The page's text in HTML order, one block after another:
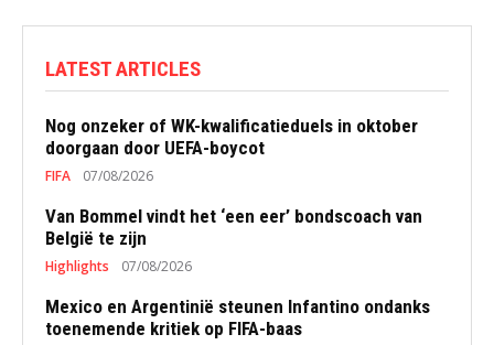
LATEST ARTICLES
Nog onzeker of WK-kwalificatieduels in oktober
doorgaan door UEFA-boycot
FIFA 07/08/2026
Van Bommel vindt het ‘een eer’ bondscoach van
België te zijn
Highlights 07/08/2026
Mexico en Argentinië steunen Infantino ondanks
toenemende kritiek op FIFA-baas